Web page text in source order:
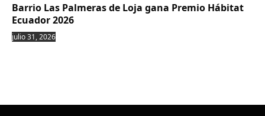
Barrio Las Palmeras de Loja gana Premio Hábitat
Ecuador 2026
julio 31, 2026